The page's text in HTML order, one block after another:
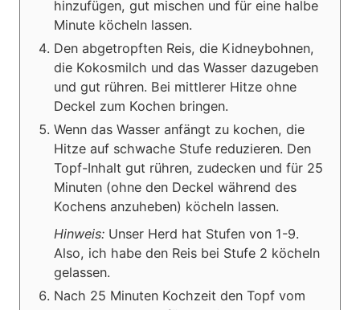
hinzufügen, gut mischen und für eine halbe
Minute köcheln lassen.
Den abgetropften Reis, die Kidneybohnen,
die Kokosmilch und das Wasser dazugeben
und gut rühren. Bei mittlerer Hitze ohne
Deckel zum Kochen bringen.
Wenn das Wasser anfängt zu kochen, die
Hitze auf schwache Stufe reduzieren. Den
Topf-Inhalt gut rühren, zudecken und für 25
Minuten (ohne den Deckel während des
Kochens anzuheben) köcheln lassen.
Hinweis: Unser Herd hat Stufen von 1-9.
Also, ich habe den Reis bei Stufe 2 köcheln
gelassen.
Nach 25 Minuten Kochzeit den Topf vom